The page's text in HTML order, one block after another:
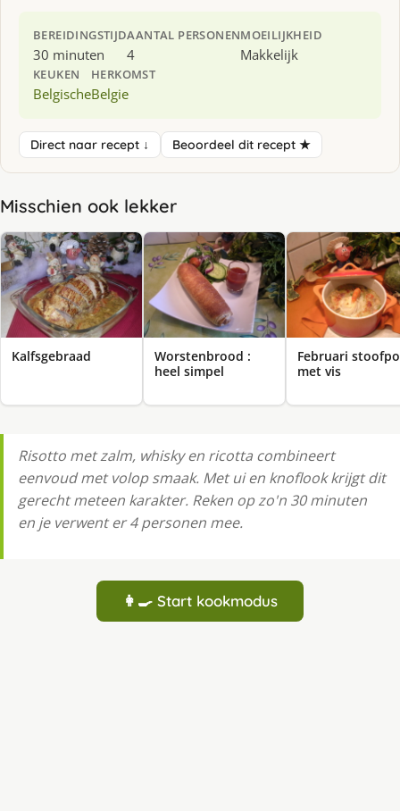
BEREIDINGSTIJD
30 minuten
AANTAL PERSONEN
4
MOEILIJKHEID
Makkelijk
KEUKEN
Belgische
HERKOMST
Belgie
Direct naar recept ↓ Beoordeel dit recept ★
Misschien ook lekker
Kalfsgebraad
Worstenbrood :
heel simpel
Februari
met vis
Risotto met zalm, whisky en ricotta combineert
eenvoud met volop smaak. Met ui en knoflook krijgt dit
gerecht meteen karakter. Reken op zo'n 30 minuten
en je verwent er 4 personen mee.
👩‍🍳 Start kookmodus